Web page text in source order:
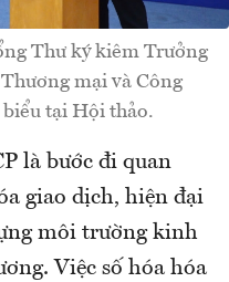
Thư ký kiêm Trưởng
mại và Công
tại Hội thảo.
là bước đi quan
giao dịch, hiện đại
môi trường kinh
Việc số hóa hóa